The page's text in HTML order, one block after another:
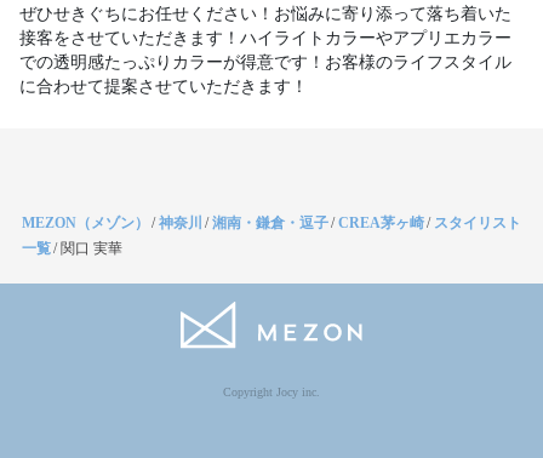
ぜひせきぐちにお任せください！お悩みに寄り添って落ち着いた
接客をさせていただきます！ハイライトカラーやアプリエカラー
での透明感たっぷりカラーが得意です！お客様のライフスタイル
に合わせて提案させていただきます！
MEZON（メゾン） /神奈川 /湘南・鎌倉・逗子/CREA茅ヶ崎/ スタイリスト
一覧/ 関口 実華
Copyright Jocy inc.